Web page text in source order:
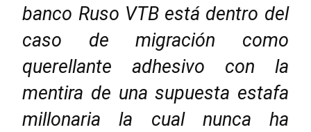
banco Ruso VTB está dentro del
caso de migración como
querellante adhesivo con la
mentira de una supuesta estafa
millonaria la cual nunca ha